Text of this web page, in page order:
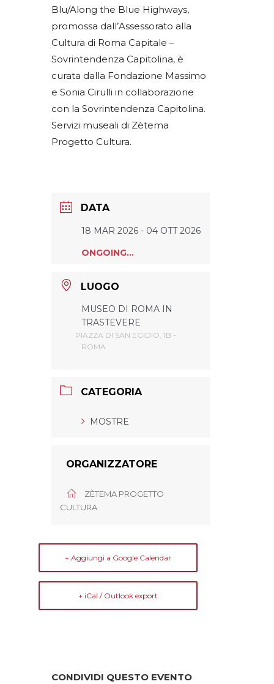
Blu/Along the Blue Highways,
promossa dall’Assessorato alla
Cultura di Roma Capitale –
Sovrintendenza Capitolina, è
curata dalla Fondazione Massimo
e Sonia Cirulli in collaborazione
con la Sovrintendenza Capitolina.
Servizi museali di Zètema
Progetto Cultura.
DATA
18 MAR 2026 - 04 OTT 2026
ONGOING...
LUOGO
MUSEO DI ROMA IN
TRASTEVERE
PIAZZA DI SAN EGIDIO, 1B -
ROMA
CATEGORIA
MOSTRE
ORGANIZZATORE
ZÈTEMA PROGETTO
CULTURA
+ Aggiungi a Google Calendar
+ iCal / Outlook export
CONDIVIDI QUESTO EVENTO